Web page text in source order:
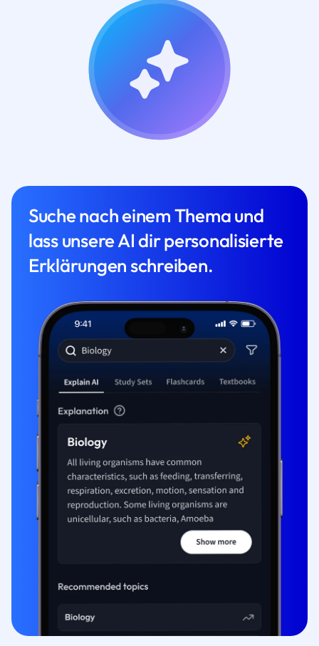
Suche nach einem Thema und
lass unsere AI dir personalisierte
Erklärungen schreiben.